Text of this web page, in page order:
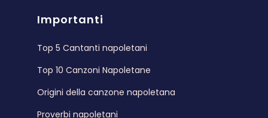
Importanti
Top 5 Cantanti napoletani
Top 10 Canzoni Napoletane
Origini della canzone napoletana
Proverbi napoletani